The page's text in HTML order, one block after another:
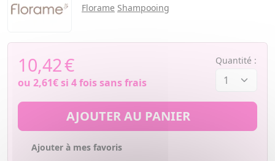
Florame Shampooing
10,42€
ou 2,61€si 4 fois sans frais
Quantité :
AJOUTER AU PANIER
Ajouter à mes favoris